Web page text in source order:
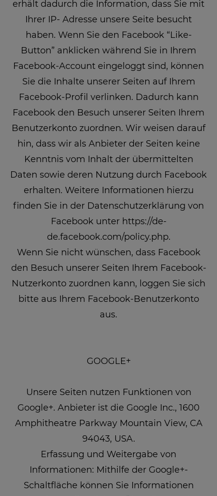
erhält dadurch die Information, dass Sie mit
Ihrer IP- Adresse unsere Seite besucht
haben. Wenn Sie den Facebook “Like-
Button” anklicken während Sie in Ihrem
Facebook-Account eingeloggt sind, können
Sie die Inhalte unserer Seiten auf Ihrem
Facebook-Profil verlinken. Dadurch kann
Facebook den Besuch unserer Seiten Ihrem
Benutzerkonto zuordnen. Wir weisen darauf
hin, dass wir als Anbieter der Seiten keine
Kenntnis vom Inhalt der übermittelten
Daten sowie deren Nutzung durch Facebook
erhalten. Weitere Informationen hierzu
finden Sie in der Datenschutzerklärung von
Facebook unter https://de-
de.facebook.com/policy.php.
Wenn Sie nicht wünschen, dass Facebook
den Besuch unserer Seiten Ihrem Facebook-
Nutzerkonto zuordnen kann, loggen Sie sich
bitte aus Ihrem Facebook-Benutzerkonto
aus.
GOOGLE+
Unsere Seiten nutzen Funktionen von
Google+. Anbieter ist die Google Inc., 1600
Amphitheatre Parkway Mountain View, CA
94043, USA.
Erfassung und Weitergabe von
Informationen: Mithilfe der Google+-
Schaltfläche können Sie Informationen